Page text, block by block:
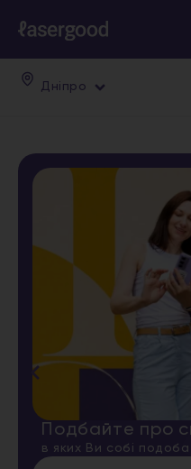
Дніпро
Подбайте про
в яких Ви собі